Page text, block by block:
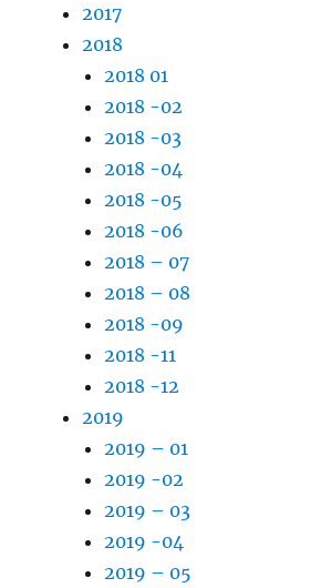
2017
2018
2018 01
2018 -02
2018 -03
2018 -04
2018 -05
2018 -06
2018 – 07
2018 – 08
2018 -09
2018 -11
2018 -12
2019
2019 – 01
2019 -02
2019 – 03
2019 -04
2019 – 05